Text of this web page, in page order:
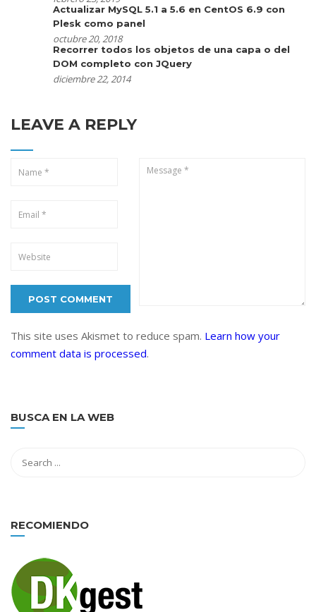
Actualizar MySQL 5.1 a 5.6 en CentOS 6.9 con
Plesk como panel
octubre 20, 2018
Recorrer todos los objetos de una capa o del
DOM completo con JQuery
diciembre 22, 2014
LEAVE A REPLY
This site uses Akismet to reduce spam. Learn how your
comment data is processed.
BUSCA EN LA WEB
RECOMIENDO